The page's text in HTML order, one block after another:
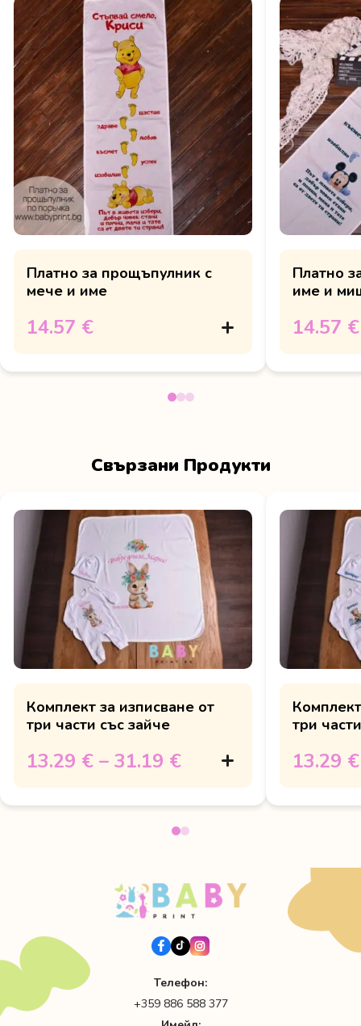
Платно за прощъпулник с
мече и име
14.57 €
Платно
име и
14.57 €
Свързани Продукти
Комплект за изписване от
три части със зайче
13.29 € – 31.19 €
три
13.29 €
Телефон:
+359 886 588 377